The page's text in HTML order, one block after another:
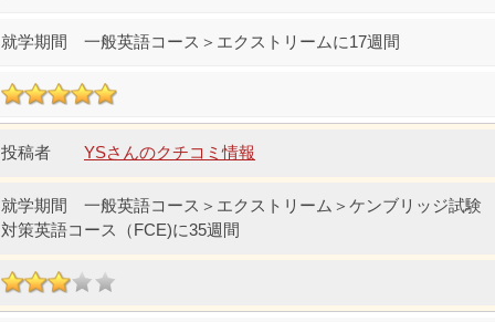
一般英語コース＞エクストリームに17週間
YSさんのクチコミ情報
一般英語コース＞エクストリーム＞ケンブリッジ試験
対策英語コース（FCE)に35週間